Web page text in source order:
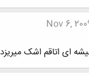
Nov 6,
ای اتاقم اشک میریزد